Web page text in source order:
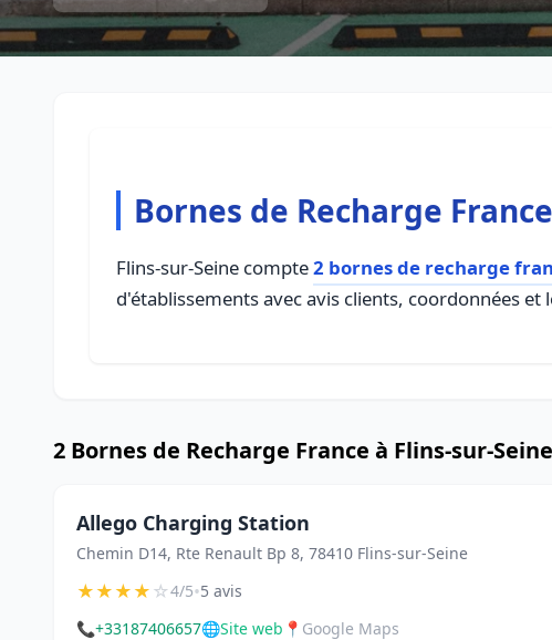
Bornes de Recharge
Flins-sur-Seine compte2 bornes de recharge
d'établissements avec avis clients, coordonnées et
2 Bornes de Recharge France à Flins-sur-Seine
Allego Charging Station
Chemin D14, Rte Renault Bp 8, 78410 Flins-sur-Seine
★★★★☆4/5•5 avis
📞+33187406657🌐Site web 📍 Google Maps